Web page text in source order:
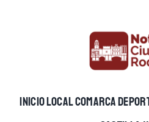
INICIOLOCALCOMARCA